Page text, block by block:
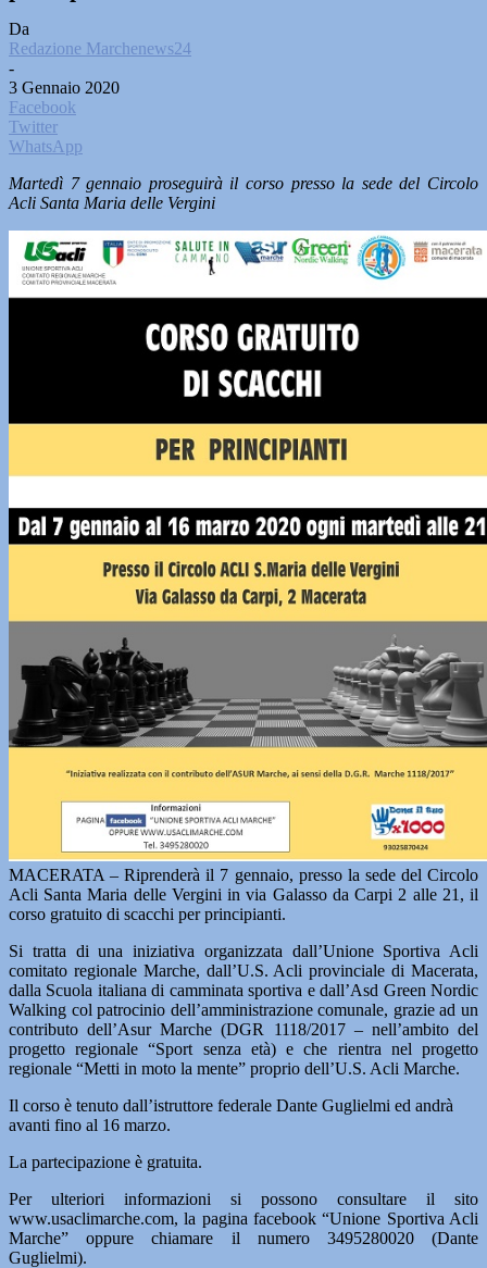
Da
Redazione Marchenews24
-
3 Gennaio 2020
Facebook
Twitter
WhatsApp
Martedì 7 gennaio proseguirà il corso presso la sede del Circolo
Acli Santa Maria delle Vergini
MACERATA – Riprenderà il 7 gennaio, presso la sede del Circolo
Acli Santa Maria delle Vergini in via Galasso da Carpi 2 alle 21, il
corso gratuito di scacchi per principianti.
Si tratta di una iniziativa organizzata dall’Unione Sportiva Acli
comitato regionale Marche, dall’U.S. Acli provinciale di Macerata,
dalla Scuola italiana di camminata sportiva e dall’Asd Green Nordic
Walking col patrocinio dell’amministrazione comunale, grazie ad un
contributo dell’Asur Marche (DGR 1118/2017 – nell’ambito del
progetto regionale “Sport senza età) e che rientra nel progetto
regionale “Metti in moto la mente” proprio dell’U.S. Acli Marche.
Il corso è tenuto dall’istruttore federale Dante Guglielmi ed andrà
avanti fino al 16 marzo.
La partecipazione è gratuita.
Per ulteriori informazioni si possono consultare il sito
www.usaclimarche.com, la pagina facebook “Unione Sportiva Acli
Marche” oppure chiamare il numero 3495280020 (Dante
Guglielmi).